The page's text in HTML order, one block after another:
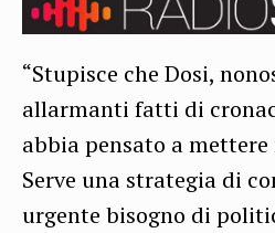
“Stupisce che Dosi,
allarmanti fatti di
abbia pensato a
Serve una strategia di
urgente bisogno di